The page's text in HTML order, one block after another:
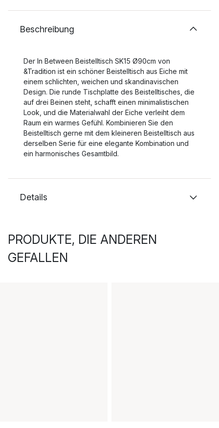
Beschreibung
Der In Between Beistelltisch SK15 Ø90cm von
&Tradition ist ein schöner Beistelltisch aus Eiche mit
einem schlichten, weichen und skandinavischen
Design. Die runde Tischplatte des Beistelltisches, die
auf drei Beinen steht, schafft einen minimalistischen
Look, und die Materialwahl der Eiche verleiht dem
Raum ein warmes Gefühl. Kombinieren Sie den
Beistelltisch gerne mit dem kleineren Beistelltisch aus
derselben Serie für eine elegante Kombination und
ein harmonisches Gesamtbild.
Details
PRODUKTE, DIE ANDEREN
GEFALLEN